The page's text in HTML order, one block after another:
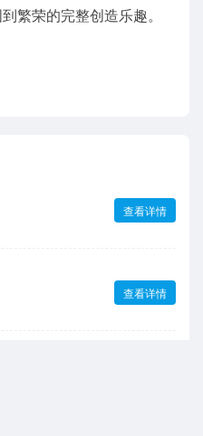
繁荣的完整创造乐趣。
查看详情
查看详情